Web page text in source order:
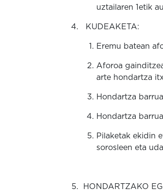
uztailaren 1etik
KUDEAKETA:
Eremu batean
Aforoa
arte hondartza
Hondartza
Hondartza
Pilaketak ekidin
sorosleen eta
HONDARTZAKO